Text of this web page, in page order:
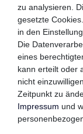
zu analysieren.
gesetzte
in den
Die
eines
kann erteilt oder
nicht
Zeitpunkt zu
Impressum und